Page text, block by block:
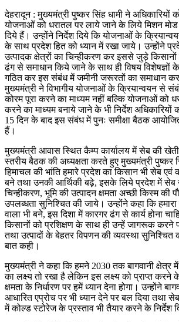
देहरादून : मुख्यमंत्री पुष्कर सिंह धामी ने अधिकारियों
योजनाओं को धरातल पर लाये जाने के लिये मिशन मोड
दिये हैं। उन्होंने निर्देश दिये कि योजनाओं के
के साथ प्रदेश हित को ध्यान में रखा जाये। उन्होंने
उत्पादक क्षेत्रों का चिन्हीकरण कर इससे जुड़े
ढंग से समाधान किये जाने के साथ ही विषय विशेषज्ञों के
गठित कर इस संबंध में जमीनी जरूरतों का समाधान
मुख्यमंत्री ने विभागीय योजनाओं के क्रियान्वयन से
कोरम पूरा करने का माध्यम नहीं बल्कि योजनाओं को
करने का माध्यम बनाये जाने के भी निर्देश अधिकारियों
15 दिन के बाद इस संबंध में पुनः समीक्षा बैठक
हैं।
मुख्यमंत्री आवास स्थित कैम्प कार्यालय में सेब की
स्तरीय बैठक की अध्यक्षता करते हुए मुख्यमंत्री पुष्कर
हिमाचल की भांति हमारे प्रदेश का किसान भी सेब एवं
बने तथा उनकी आर्थिकी बढ़े, इसके लिये प्रदेश में सेब
चिन्हीकरण, भूमि की उत्पादन क्षमता अच्छी किस्म की
उपलब्धता सुनिश्चित की जाये। उन्होंने कहा कि
वाला भी बने, इस दिशा में कारगर ढंग से कार्य होना
किसानों को प्रशिक्षण के साथ ही उन्हें जागरूक करने
तथा उत्पादों के बेहतर विपणन की व्यवस्था सुनिश्चित
बात कही।
मुख्यमंत्री ने कहा कि हमने 2030 तक बागवानी
का लक्ष्य तो रखा है लेकिन इस लक्ष्य को प्राप्त करने के
क्षमता के निर्धारण पर हमें ध्यान देना होगा। उन्होंने
आधारित एप्रोच पर भी ध्यान देने पर बल दिया तथा सेब
में कोल्ड स्टोरेज के प्रस्ताव भी तैयार करने के निर्देश